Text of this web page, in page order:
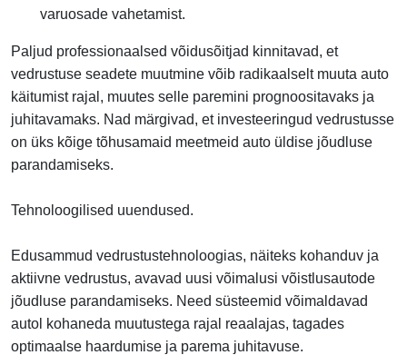
varuosade vahetamist.
Paljud professionaalsed võidusõitjad kinnitavad, et
vedrustuse seadete muutmine võib radikaalselt muuta auto
käitumist rajal, muutes selle paremini prognoositavaks ja
juhitavamaks. Nad märgivad, et investeeringud vedrustusse
on üks kõige tõhusamaid meetmeid auto üldise jõudluse
parandamiseks.
Tehnoloogilised uuendused.
Edusammud vedrustustehnoloogias, näiteks kohanduv ja
aktiivne vedrustus, avavad uusi võimalusi võistlusautode
jõudluse parandamiseks. Need süsteemid võimaldavad
autol kohaneda muutustega rajal reaalajas, tagades
optimaalse haardumise ja parema juhitavuse.